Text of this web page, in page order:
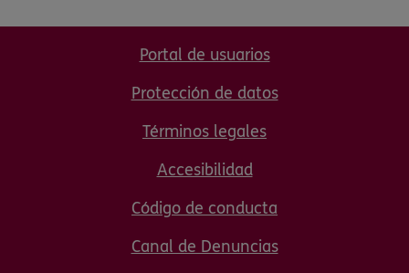
Portal de usuarios
Protección de datos
Términos legales
Accesibilidad
Código de conducta
Canal de Denuncias